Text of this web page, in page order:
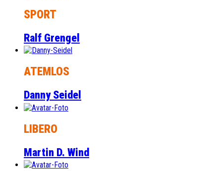
SPORT
Ralf Grengel
ATEMLOS
Danny Seidel
LIBERO
Martin D. Wind